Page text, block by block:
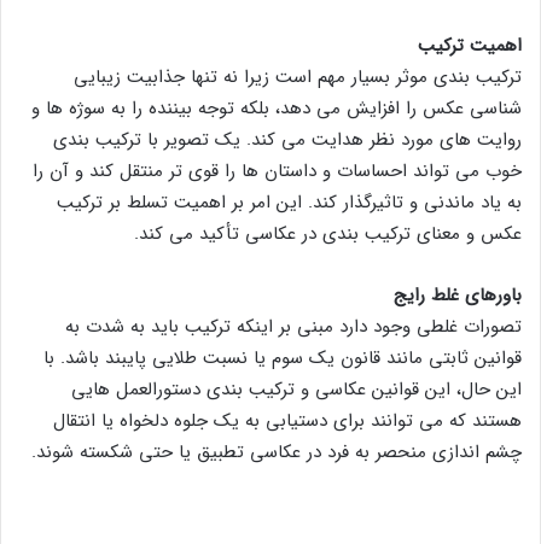
اهمیت ترکیب
ترکیب بندی موثر بسیار مهم است زیرا نه تنها جذابیت زیبایی
شناسی عکس را افزایش می دهد، بلکه توجه بیننده را به سوژه ها و
روایت های مورد نظر هدایت می کند. یک تصویر با ترکیب بندی
خوب می تواند احساسات و داستان ها را قوی تر منتقل کند و آن را
به یاد ماندنی و تاثیرگذار کند. این امر بر اهمیت تسلط بر ترکیب
عکس و معنای ترکیب بندی در عکاسی تأکید می کند.
باورهای غلط رایج
تصورات غلطی وجود دارد مبنی بر اینکه ترکیب باید به شدت به
قوانین ثابتی مانند قانون یک سوم یا نسبت طلایی پایبند باشد. با
این حال، این قوانین عکاسی و ترکیب بندی دستورالعمل هایی
هستند که می توانند برای دستیابی به یک جلوه دلخواه یا انتقال
چشم اندازی منحصر به فرد در عکاسی تطبیق یا حتی شکسته شوند.